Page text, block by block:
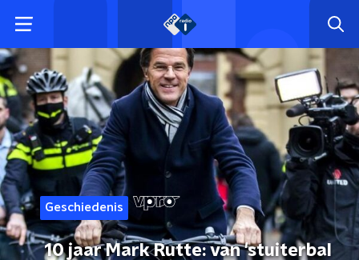
Geschiedenis
10 jaar Mark Rutte: van 'stuiterbal